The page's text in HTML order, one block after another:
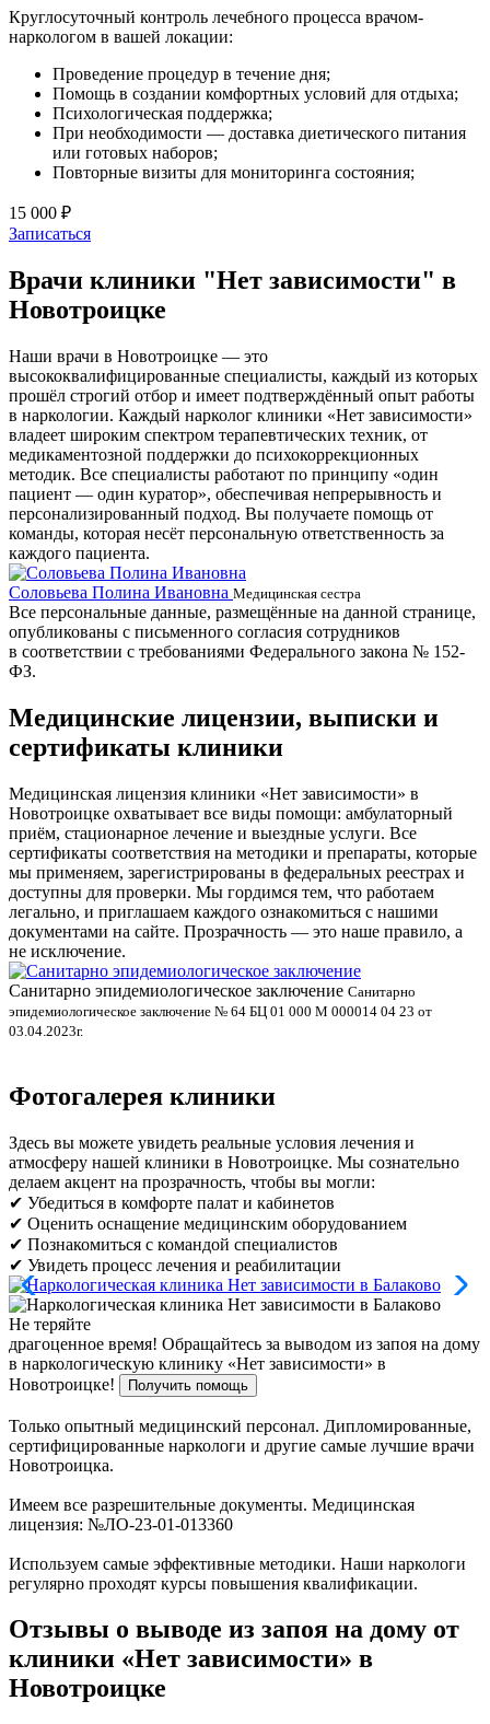
Круглосуточный контроль лечебного процесса врачом-
наркологом в вашей локации:
Проведение процедур в течение дня;
Помощь в создании комфортных условий для отдыха;
Психологическая поддержка;
При необходимости — доставка диетического питания
или готовых наборов;
Повторные визиты для мониторинга состояния;
15 000 ₽
Записаться
Врачи клиники "Нет зависимости" в
Новотроицке
Наши врачи в Новотроицке — это
высококвалифицированные специалисты, каждый из которых
прошёл строгий отбор и имеет подтверждённый опыт работы
в наркологии. Каждый нарколог клиники «Нет зависимости»
владеет широким спектром терапевтических техник, от
медикаментозной поддержки до психокоррекционных
методик. Все специалисты работают по принципу «один
пациент — один куратор», обеспечивая непрерывность и
персонализированный подход. Вы получаете помощь от
команды, которая несёт персональную ответственность за
каждого пациента.
Соловьева Полина Ивановна Медицинская сестра
Все персональные данные, размещённые на данной странице,
опубликованы с письменного согласия сотрудников
в соответствии с требованиями Федерального закона № 152-
ФЗ.
Медицинские лицензии, выписки и
сертификаты клиники
Медицинская лицензия клиники «Нет зависимости» в
Новотроицке охватывает все виды помощи: амбулаторный
приём, стационарное лечение и выездные услуги. Все
сертификаты соответствия на методики и препараты, которые
мы применяем, зарегистрированы в федеральных реестрах и
доступны для проверки. Мы гордимся тем, что работаем
легально, и приглашаем каждого ознакомиться с нашими
документами на сайте. Прозрачность — это наше правило, а
не исключение.
Санитарно эпидемиологическое заключение Санитарно
эпидемиологическое заключение № 64 БЦ 01 000 М 000014 04 23 от
03.04.2023г.
Фотогалерея клиники
Здесь вы можете увидеть реальные условия лечения и
атмосферу нашей клиники в Новотроицке. Мы сознательно
делаем акцент на прозрачность, чтобы вы могли:
✔ Убедиться в комфорте палат и кабинетов
✔ Оценить оснащение медицинским оборудованием
✔ Познакомиться с командой специалистов
✔ Увидеть процесс лечения и реабилитации
Не теряйте
драгоценное время! Обращайтесь за выводом из запоя на дому
в наркологическую клинику «Нет зависимости» в
Новотроицке!
Получить помощь
Только опытный медицинский персонал. Дипломированные,
сертифицированные наркологи и другие самые лучшие врачи
Новотроицка.
Имеем все разрешительные документы. Медицинская
лицензия: №ЛО-23-01-013360
Используем самые эффективные методики. Наши наркологи
регулярно проходят курсы повышения квалификации.
Отзывы о выводе из запоя на дому от
клиники «Нет зависимости» в
Новотроицке